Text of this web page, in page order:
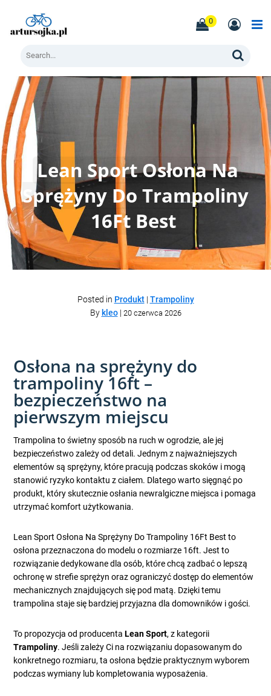
content
0
Lean Sport Osłona Na
Sprężyny Do Trampoliny
16Ft Best
Posted in Produkt| Trampoliny
By kleo| 20 czerwca 2026
Osłona na sprężyny do
trampoliny 16ft –
bezpieczeństwo na
pierwszym miejscu
Trampolina to świetny sposób na ruch w ogrodzie, ale jej
bezpieczeństwo zależy od detali. Jednym z najważniejszych
elementów są sprężyny, które pracują podczas skoków i mogą
stanowić ryzyko kontaktu z ciałem. Dlatego warto sięgnąć po
produkt, który skutecznie osłania newralgiczne miejsca i pomaga
utrzymać komfort użytkowania.
Lean Sport Osłona Na Sprężyny Do Trampoliny 16Ft Best to
osłona przeznaczona do modelu o rozmiarze 16ft. Jest to
rozwiązanie dedykowane dla osób, które chcą zadbać o lepszą
ochronę w strefie sprężyn oraz ograniczyć dostęp do elementów
mechanicznych znajdujących się pod matą. Dzięki temu
trampolina staje się bardziej przyjazna dla domowników i gości.
To propozycja od producentaLean Sport, z kategorii
Trampoliny. Jeśli zależy Ci na rozwiązaniu dopasowanym do
konkretnego rozmiaru, ta osłona będzie praktycznym wyborem
podczas wymiany lub kompletowania wyposażenia.